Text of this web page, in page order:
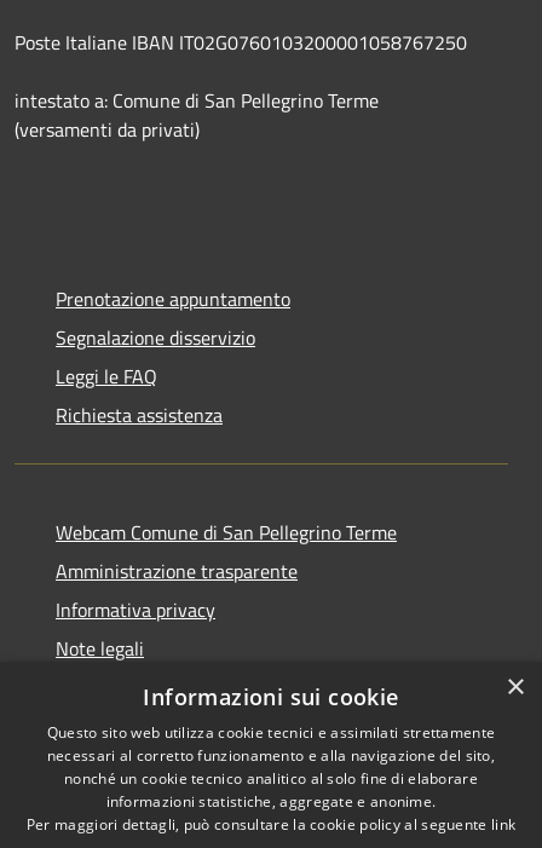
Poste Italiane IBAN IT02G0760103200001058767250
intestato a: Comune di San Pellegrino Terme
(versamenti da privati)
Prenotazione appuntamento
Segnalazione disservizio
Leggi le FAQ
Richiesta assistenza
Webcam Comune di San Pellegrino Terme
Amministrazione trasparente
Informativa privacy
Note legali
Dichiarazione di accessibilità
Accessibilità
Copyright © 2026 • Comune di
San Pellegrino Terme •
×
Informazioni sui cookie
Questo sito web utilizza cookie tecnici e assimilati strettamente
necessari al corretto funzionamento e alla navigazione del sito,
nonché un cookie tecnico analitico al solo fine di elaborare
informazioni statistiche, aggregate e anonime.
Per maggiori dettagli, può consultare la cookie policy al seguente link